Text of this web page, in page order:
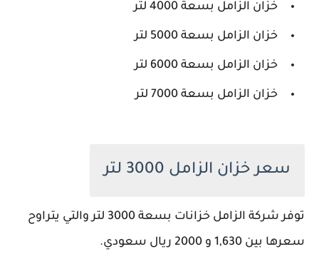
خزان الزامل بسعة 4000 لتر
خزان الزامل بسعة 5000 لتر
خزان الزامل بسعة 6000 لتر
خزان الزامل بسعة 7000 لتر
سعر خزان الزامل 3000 لتر
توفر شركة الزامل خزانات بسعة 3000 لتر والتي يتراوح
سعرها بين 1,630 و 2000 ريال سعودي.